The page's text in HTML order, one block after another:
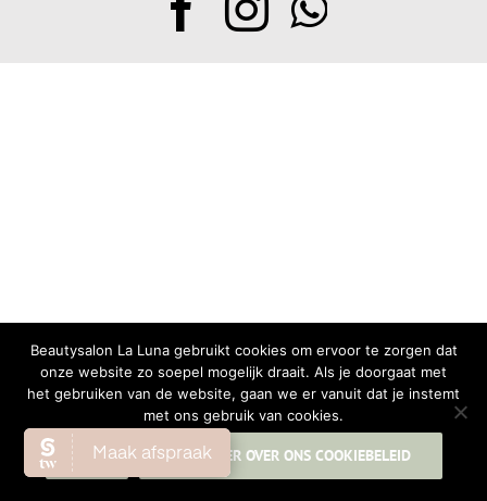
Beautysalon La Luna gebruikt cookies om ervoor te zorgen dat
onze website zo soepel mogelijk draait. Als je doorgaat met
het gebruiken van de website, gaan we er vanuit dat je instemt
met ons gebruik van cookies.
OK LEES MEER OVER ONS COOKIEBELEID